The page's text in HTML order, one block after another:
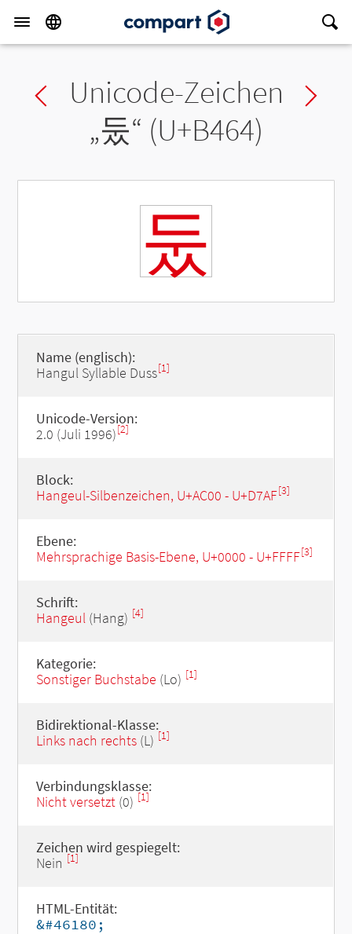
Previous char
Unicode-Zeichen
„둤“ (U+B464)
둤
Name (englisch):
Hangul Syllable Duss[1]
Unicode-Version:
2.0 (Juli 1996)[2]
Block:
Hangeul-Silbenzeichen, U+AC00 - U+D7AF[3]
Ebene:
Mehrsprachige Basis-Ebene, U+0000 - U+FFFF[3]
Schrift:
Hangeul(Hang) [4]
Kategorie:
Sonstiger Buchstabe (Lo) [1]
Bidirektional-Klasse:
Links nach rechts(L) [1]
Verbindungsklasse:
Nicht versetzt(0) [1]
Zeichen wird gespiegelt:
Nein [1]
HTML-Entität:
&#46180;